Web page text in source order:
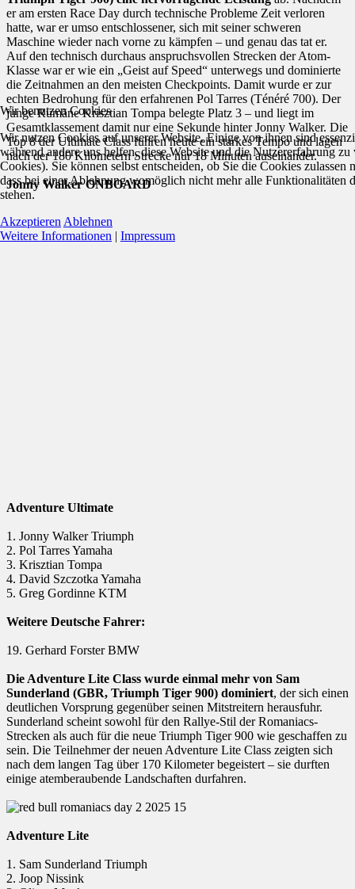
er am ersten Race Day durch technische Probleme Zeit verloren
hatte, war er umso entschlossener, sich mit seiner schweren
Maschine wieder nach vorne zu kämpfen – und genau das tat er.
Auf den technisch durchaus anspruchsvollen Strecken der Atom-
Klasse war er wie ein „Geist auf Speed“ unterwegs und dominierte
die Zeitnahmen an den meisten Checkpoints. Damit wurde er zur
echten Bedrohung für den erfahrenen Pol Tarres (Ténéré 700). Der
junge Rumäne Krisztian Tompa belegte Platz 3 – und liegt im
Gesamtklassement damit nur eine Sekunde hinter Jonny Walker. Die
Top 8 der Ultimate Class fuhren heute ein starkes Tempo und lagen
nach der 180 Kilometern Strecke nur 18 Minuten auseinander.
Jonny Walker ONBOARD
Adventure Ultimate
1. Jonny Walker Triumph
2. Pol Tarres Yamaha
3. Krisztian Tompa
4. David Szczotka Yamaha
5. Greg Gordinne KTM
Weitere Deutsche Fahrer:
19. Gerhard Forster BMW
Die Adventure Lite Class wurde einmal mehr von Sam
Sunderland (GBR, Triumph Tiger 900) dominiert, der sich einen
deutlichen Vorsprung gegenüber seinen Mitstreitern herausfuhr.
Sunderland scheint sowohl für den Rallye-Stil der Romaniacs-
Strecken als auch für die neue Triumph Tiger 900 wie geschaffen zu
sein. Die Teilnehmer der neuen Adventure Lite Class zeigten sich
nach dem langen Tag über 170 Kilometer begeistert – sie durften
einige atemberaubende Landschaften durfahren.
Adventure Lite
1. Sam Sunderland Triumph
2. Joop Nissink
Wir benutzen Cookies
Wir nutzen Cookies auf unserer Website. Einige von ihnen sind
während andere uns helfen, diese Website und die Nutzererfahrung zu
Cookies). Sie können selbst entscheiden, ob Sie die Cookies zulassen
dass bei einer Ablehnung womöglich nicht mehr alle Funktionalitäten
stehen.
Akzeptieren Ablehnen
Weitere Informationen | Impressum